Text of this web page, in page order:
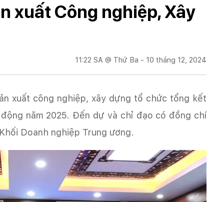
xuất Công nghiệp, Xây
11:22 SA @ Thứ Ba - 10 tháng 12, 2024
xuất công nghiệp, xây dựng tổ chức tổng kết
năm 2025. Đến dự và chỉ đạo có đồng chí
Doanh nghiệp Trung ương.